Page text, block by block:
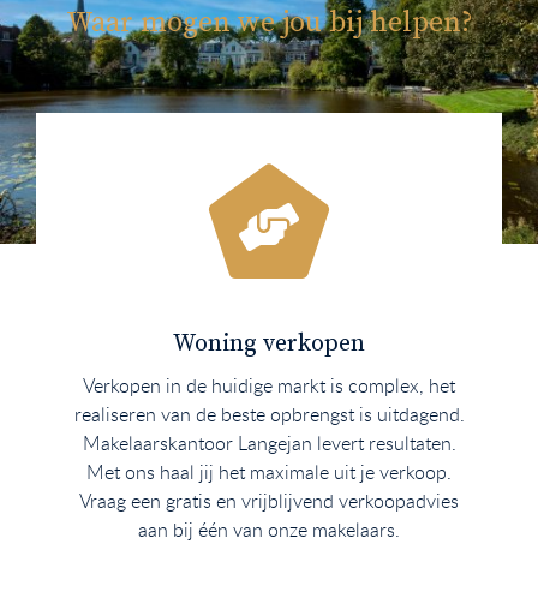
Waar mogen we jou bij helpen?
Woning verkopen
Verkopen in de huidige markt is complex, het
realiseren van de beste opbrengst is uitdagend.
Makelaarskantoor Langejan levert resultaten.
Met ons haal jij het maximale uit je verkoop.
Vraag een gratis en vrijblijvend verkoopadvies
aan bij één van onze makelaars.